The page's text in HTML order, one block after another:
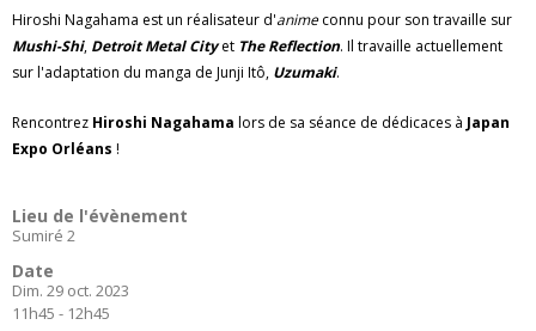
Hiroshi Nagahama est un réalisateur d'animeconnu pour son travaille sur
Mushi-Shi, Detroit Metal Cityet The Reflection. Il travaille actuellement
sur l'adaptation du manga de Junji Itô, Uzumaki.
Rencontrez Hiroshi Nagahama lors de sa séance de dédicaces à Japan
Expo Orléans !
Lieu de l'évènement
Sumiré 2
Date
Dim. 29 oct. 2023
11h45 - 12h45